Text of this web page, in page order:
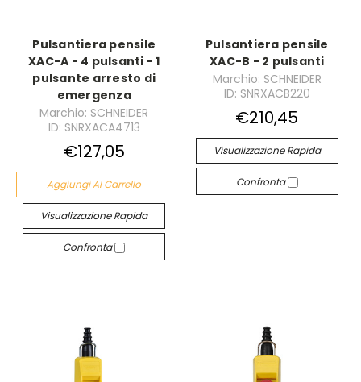
Pulsantiera pensile
XAC-A - 4 pulsanti - 1
pulsante arresto di
emergenza
Marchio: SCHNEIDER
ID: SNRXACA4713
€127,05
Aggiungi Al Carrello
Visualizzazione Rapida
Confronta
Pulsantiera pensile
XAC-B - 2 pulsanti
Marchio: SCHNEIDER
ID: SNRXACB220
€210,45
Visualizzazione Rapida
Confronta